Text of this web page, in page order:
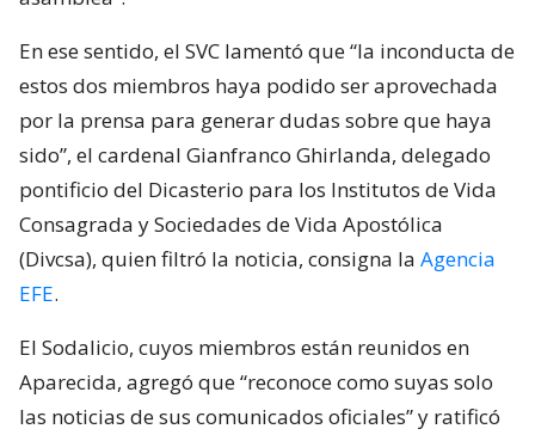
En ese sentido, el SVC lamentó que “la inconducta de
estos dos miembros haya podido ser aprovechada
por la prensa para generar dudas sobre que haya
sido”, el cardenal Gianfranco Ghirlanda, delegado
pontificio del Dicasterio para los Institutos de Vida
Consagrada y Sociedades de Vida Apostólica
(Divcsa), quien filtró la noticia, consigna la Agencia
EFE.
El Sodalicio, cuyos miembros están reunidos en
Aparecida, agregó que “reconoce como suyas solo
las noticias de sus comunicados oficiales” y ratificó